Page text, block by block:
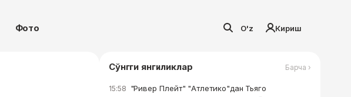
Фото O'z Кириш
Сўнгги янгиликлар Барча ›
15:58 "Ривер Плейт" "Атлетико"дан Тьяго